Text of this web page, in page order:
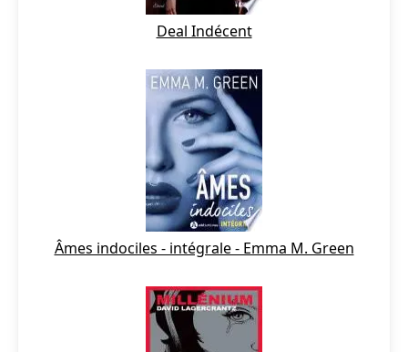
Deal Indécent
Âmes indociles - intégrale - Emma M. Green